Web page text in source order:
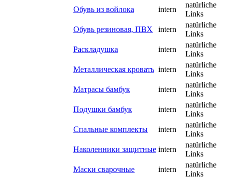
Обувь из войлока
intern
natürliche
Links
Обувь резиновая, ПВХ
intern
natürliche
Links
Раскладушка
intern
natürliche
Links
Металлическая кровать intern
natürliche
Links
Матрасы бамбук
intern
natürliche
Links
Подушки бамбук
intern
natürliche
Links
Спальные комплекты
intern
natürliche
Links
Наколенники защитные intern
natürliche
Links
Маски сварочные
intern
natürliche
Links